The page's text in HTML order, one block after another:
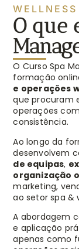
O que
O Curso Spa
formação
e operações
que procuram
operações
consistência.
Ao longo da
desenvolvem
de equipas,
organização
marketing,
ao setor spa &
A abordagem
e aplicação
apenas como